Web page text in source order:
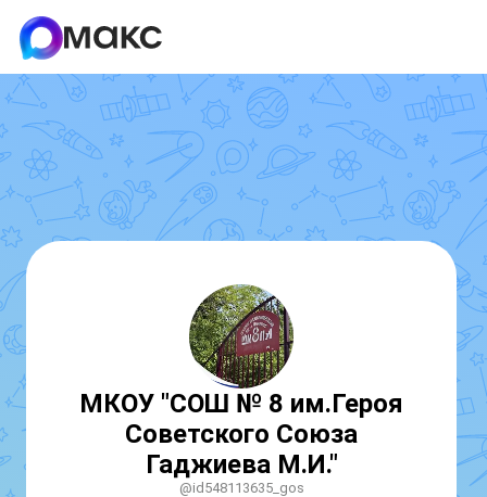
МКОУ "СОШ № 8 им.Героя
Советского Союза
Гаджиева М.И."
@id548113635_gos